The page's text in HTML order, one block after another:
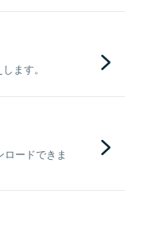
ます。
ードできま